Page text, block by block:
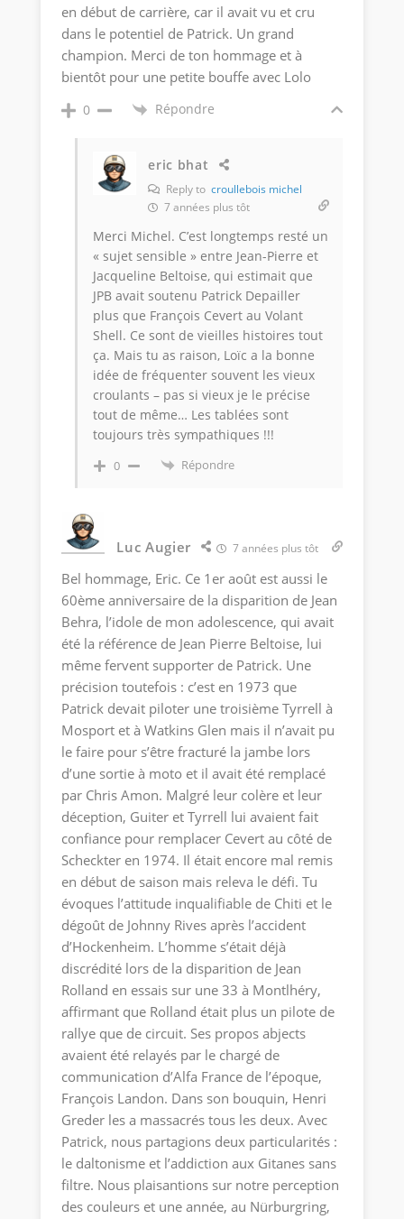
en début de carrière, car il avait vu et cru
dans le potentiel de Patrick. Un grand
champion. Merci de ton hommage et à
bientôt pour une petite bouffe avec Lolo
0 Répondre
eric bhat
Reply tocroullebois michel
7 années plus tôt
Merci Michel. C’est longtemps resté un
« sujet sensible » entre Jean-Pierre et
Jacqueline Beltoise, qui estimait que
JPB avait soutenu Patrick Depailler
plus que François Cevert au Volant
Shell. Ce sont de vieilles histoires tout
ça. Mais tu as raison, Loïc a la bonne
idée de fréquenter souvent les vieux
croulants – pas si vieux je le précise
tout de même… Les tablées sont
toujours très sympathiques !!!
0 Répondre
Luc Augier 7 années plus tôt
Bel hommage, Eric. Ce 1er août est aussi le
60ème anniversaire de la disparition de Jean
Behra, l’idole de mon adolescence, qui avait
été la référence de Jean Pierre Beltoise, lui
même fervent supporter de Patrick. Une
précision toutefois : c’est en 1973 que
Patrick devait piloter une troisième Tyrrell à
Mosport et à Watkins Glen mais il n’avait pu
le faire pour s’être fracturé la jambe lors
d’une sortie à moto et il avait été remplacé
par Chris Amon. Malgré leur colère et leur
déception, Guiter et Tyrrell lui avaient fait
confiance pour remplacer Cevert au côté de
Scheckter en 1974. Il était encore mal remis
en début de saison mais releva le défi. Tu
évoques l’attitude inqualifiable de Chiti et le
dégoût de Johnny Rives après l’accident
d’Hockenheim. L’homme s’était déjà
discrédité lors de la disparition de Jean
Rolland en essais sur une 33 à Montlhéry,
affirmant que Rolland était plus un pilote de
rallye que de circuit. Ses propos abjects
avaient été relayés par le chargé de
communication d’Alfa France de l’époque,
François Landon. Dans son bouquin, Henri
Greder les a massacrés tous les deux. Avec
Patrick, nous partagions deux particularités :
le daltonisme et l’addiction aux Gitanes sans
filtre. Nous plaisantions sur notre perception
des couleurs et une année, au Nürburgring,